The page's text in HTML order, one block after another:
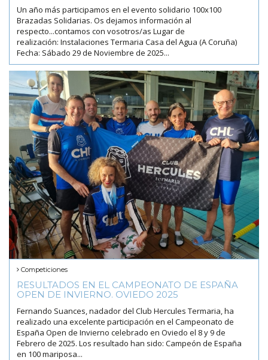
Un año más participamos en el evento solidario 100x100
Brazadas Solidarias. Os dejamos información al
respecto...contamos con vosotros/as Lugar de
realización: Instalaciones Termaria Casa del Agua (A Coruña)
Fecha: Sábado 29 de Noviembre de 2025...
Competiciones
RESULTADOS EN EL CAMPEONATO DE ESPAÑA
OPEN DE INVIERNO. OVIEDO 2025
Fernando Suances, nadador del Club Hercules Termaria, ha
realizado una excelente participación en el Campeonato de
España Open de Invierno celebrado en Oviedo el 8 y 9 de
Febrero de 2025. Los resultado han sido: Campeón de España
en 100 mariposa...